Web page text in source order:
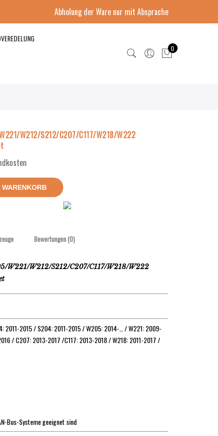
Abholung der Ware nur mit Absprache
0
W212/S212/C207/C117/W218/W222
WARENKORB
Bewertungen (0)
W221/W212/S212/C207/C117/W218/W222
2011-2015 / S204: 2011-2015 / W205: 2014-… / W221: 2009-
/ C207: 2013-2017 /C117: 2013-2018 / W218: 2011-2017 /
Bus-Systeme geeignet sind